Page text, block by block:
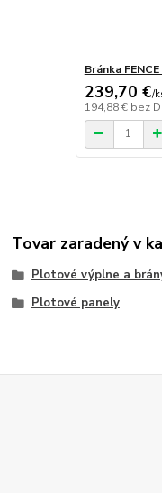
Bránka FENCE
239,70 €/
194,88 € bez
Tovar zaradený v
Plotové výplne a
Plotové panely